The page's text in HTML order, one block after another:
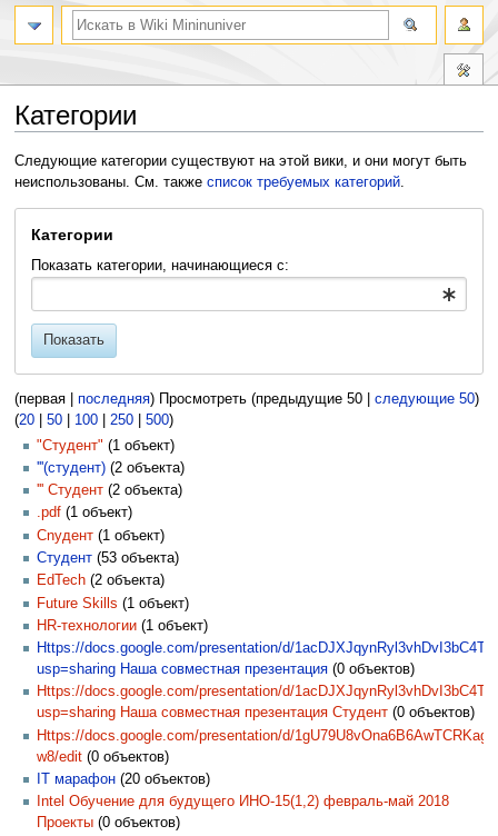
Категории
Перейти
к
Перейти
к
Следующие категории существуют на этой вики, и они могут быть
неиспользованы. См. также список требуемых категорий.
Категории
Показать категории, начинающиеся с:
Показать
(первая | последняя) Просмотреть (предыдущие 50 | следующие 50)
(20| 50| 100| 250| 500)
"Студент" ‏‎ (1 объект)
'''(студент) ‏‎ (2 объекта)
''' Студент ‏‎ (2 объекта)
.pdf ‏‎ (1 объект)
Cnудент ‏‎ (1 объект)
Cтудент ‏‎ (53 объекта)
EdTech ‏‎ (2 объекта)
Future Skills ‏‎ (1 объект)
HR-технологии ‏‎ (1 объект)
Https://docs.google.com/presentation/d/
usp=sharing Наша совместная презентация ‏‎ (0 объектов)
Https://docs.google.com/presentation/d/
usp=sharing Наша совместная презентация Студент ‏‎ (0 объектов)
Https://docs.google.com/presentation/d/
w8/edit ‏‎ (0 объектов)
IT марафон ‏‎ (20 объектов)
Intel Обучение для будущего ИНО-15(1,2) февраль-май 2018
Проекты ‏‎ (0 объектов)